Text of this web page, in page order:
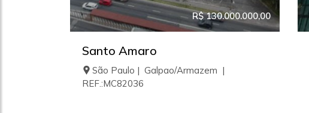
R$ 130.000.000,00
Santo Amaro
São Paulo | Galpao/Armazem |
REF.:MC82036